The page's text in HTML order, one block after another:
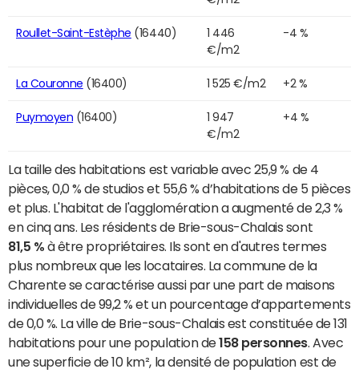
Roullet-Saint-Estèphe (16440)
1 446
€/m2
-4 %
La Couronne (16400) 1 525 €/m2 +2 %
Puymoyen (16400)
1 947
€/m2
+4 %
La taille des habitations est variable avec 25,9 % de 4
pièces, 0,0 % de studios et 55,6 % d’habitations de 5 pièces
et plus. L'habitat de l'agglomération a augmenté de 2,3 %
en cinq ans. Les résidents de Brie-sous-Chalais sont
81,5 % à être propriétaires. Ils sont en d'autres termes
plus nombreux que les locataires. La commune de la
Charente se caractérise aussi par une part de maisons
individuelles de 99,2 % et un pourcentage d’appartements
de 0,0 %. La ville de Brie-sous-Chalais est constituée de 131
habitations pour une population de158 personnes. Avec
une superficie de 10 km², la densité de population est de